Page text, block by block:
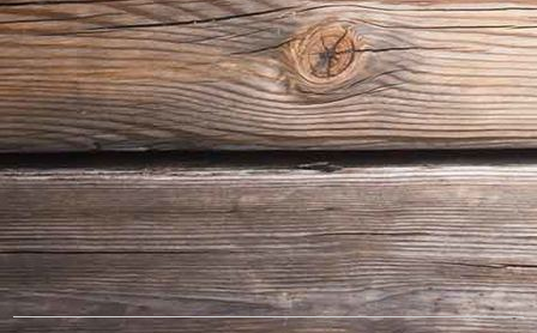
STARTSEITE|IMPRESSUM|KONTAKT|ANFAHRT|SEITE
WEITEREMPFEHLEN
LETZTE ÄNDERUNG: 30.01.2024 © METZGEREI THOMAS
EHMANN 2024